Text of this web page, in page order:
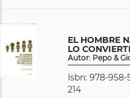
EL HOMBRE
LO
Autor: Pepo &
Isbn: 978-
214